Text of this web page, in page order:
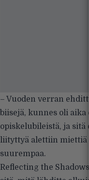
– Vuoden verran
biisejä, kunnes oli
opiskelubileistä, ja
liityttyä alettiin miettiä
suurempaa.
Reflecting the